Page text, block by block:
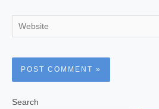
Website
Search